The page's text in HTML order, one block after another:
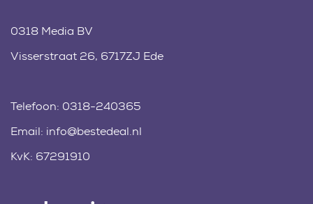
0318 Media BV
Visserstraat 26, 6717ZJ Ede
Telefoon: 0318-240365
Email: info@bestedeal.nl
KvK: 67291910